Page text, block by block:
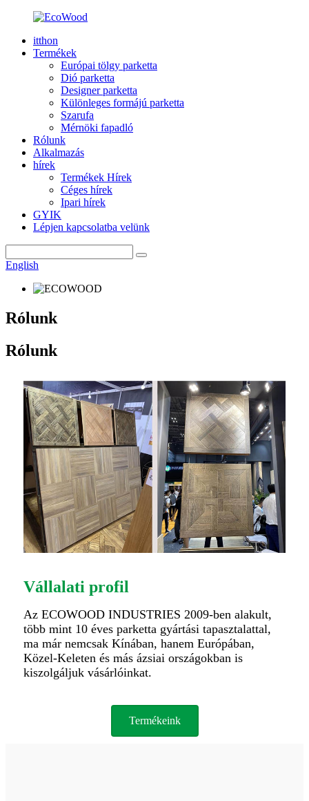
itthon
Termékek
Európai tölgy parketta
Dió parketta
Designer parketta
Különleges formájú parketta
Szarufa
Mérnöki fapadló
Rólunk
Alkalmazás
hírek
Termékek Hírek
Céges hírek
Ipari hírek
GYIK
Lépjen kapcsolatba velünk
English
Rólunk
Rólunk
Vállalati profil
Az ECOWOOD INDUSTRIES 2009-ben alakult,
több mint 10 éves parketta gyártási tapasztalattal,
ma már nemcsak Kínában, hanem Európában,
Közel-Keleten és más ázsiai országokban is
kiszolgáljuk vásárlóinkat.
Termékeink